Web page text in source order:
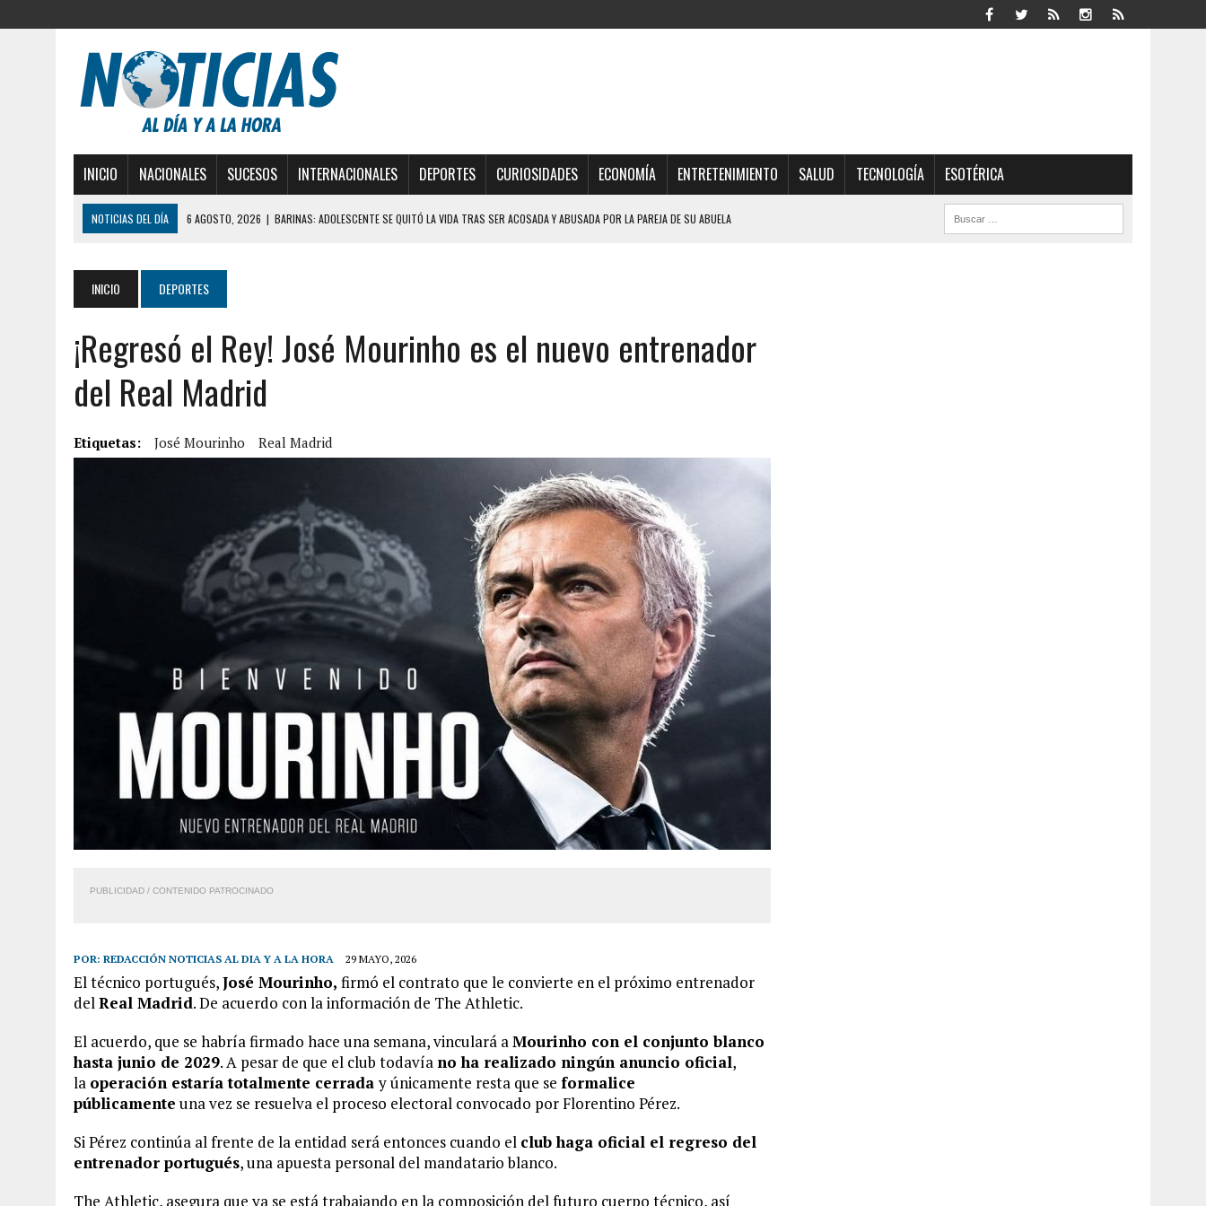
INICIO NACIONALES SUCESOS INTERNACIONALES DEPORTES CURIOSIDADES ECONOMÍA ENTRETENIMIENTO SALUD TECNOLOGÍA ESOTÉRICA
NOTICIAS DEL DÍA 6 AGOSTO, 2026 | BARINAS: ADOLESCENTE SE QUITÓ LA VIDA TRAS SER ACOSADA Y ABUSADA POR LA PAREJA DE SU ABUELA
5 AGOSTO, 2026 | HORROR EN BARINAS: UN HOMBRE INDUJO AL SUICIDIO A UNA ADOLESCENTE DE 13 AÑOS TRAS ABUSAR DE ELLA
3 AGOSTO, 2026
|
LA INCREÍBLE FORMA EN LA QUE SOBREVIVIÓ UN HOMBRE Y SU FAMILIA TRAS LOS TERREMOTOS: CAYERON DESDE EL PISO NUEVE DEL
EDIFICIO PETUNIA
7 AGOSTO, 2026
FUGA DE GAS GENERÓ EXPLOSIÓN EN LOCAL COMERCIAL DE CHACAO
7 AGOSTO, 2026 | YARACUY: ASESINARON DOS HOMBRES EL MISMO DÍA EN SECTORES VECINOS
LOCALIZARON CUERPO DE ‘LA SEÑORA DE LAS UÑAS BONITAS’ 42 DÍAS DESPUÉS DE LOS TERREMOTOS EN LA GUAIRA
MISTERIOSA MUERTE DE MODELO EN MONAGAS: HALLARON EL CUERPO DENTRO DE SU CASA
INICIO DEPORTES
¡Regresó el Rey! José Mourinho es el nuevo entrenador
del Real Madrid
Etiquetas: José Mourinho Real Madrid
PUBLICIDAD / CONTENIDO PATROCINADO
POR: REDACCIÓN NOTICIAS AL DIA Y A LA HORA 29 MAYO, 2026
El técnico portugués,José Mourinho, firmó el contrato que le convierte en el próximo entrenador
delReal Madrid. De acuerdo con la información de The Athletic.
El acuerdo, que se habría firmado hace una semana, vinculará aMourinho con el conjunto blanco
hasta junio de 2029. A pesar de que el club todavía no ha realizado ningún anuncio oficial,
la operación estaría totalmente cerraday únicamente resta que se formalice
públicamente una vez se resuelva el proceso electoral convocado por Florentino Pérez.
Si Pérez continúa al frente de la entidad será entonces cuando el club haga oficial el regreso del
entrenador portugués, una apuesta personal del mandatario blanco.
The Athletic, asegura que ya se está trabajando en la composición del futuro cuerpo técnico, así